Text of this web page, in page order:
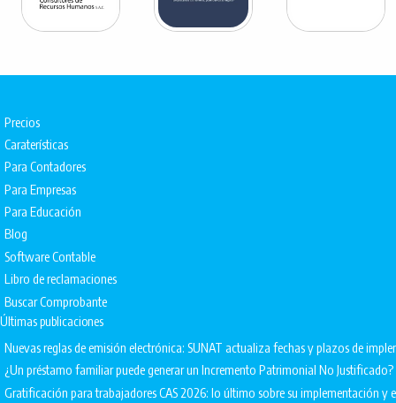
Precios
Caraterísticas
Para Contadores
Para Empresas
Para Educación
Blog
Software Contable
Libro de reclamaciones
Buscar Comprobante
Últimas publicaciones
Nuevas reglas de emisión electrónica: SUNAT actualiza fechas y plazos de
¿Un préstamo familiar puede generar un Incremento Patrimonial No Justificado?
Gratificación para trabajadores CAS 2026: lo último sobre su implementación